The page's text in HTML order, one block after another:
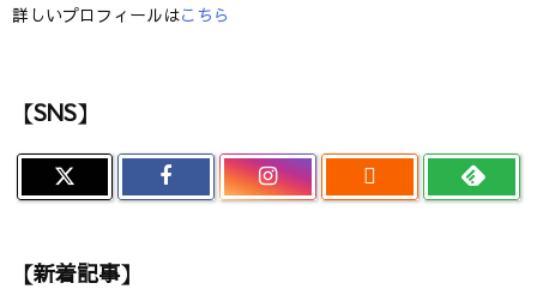
詳しいプロフィールはこちら
【SNS】

【新着記事】